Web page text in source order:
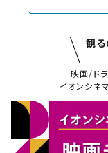
お近くの劇
観る
映画/ドラ
イオンシネ